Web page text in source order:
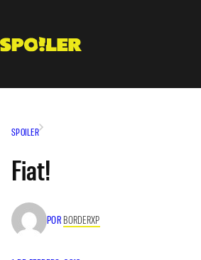
contenido
SPOILER
Fiat!
POR BORDERXP